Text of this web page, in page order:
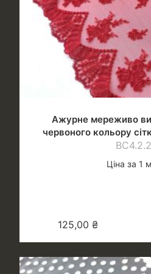
Ажурне мереживо
червоного кольору
Ціна за 1
125,00 ₴